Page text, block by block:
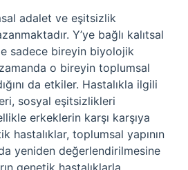
adalet ve eşitsizlik
Y’ye bağlı kalıtsal
sadece bireyin biyolojik
zamanda o bireyin toplumsal
da etkiler. Hastalıkla ilgili
sosyal eşitsizlikleri
erkeklerin karşı karşıya
hastalıklar, toplumsal yapının
yeniden değerlendirilmesine
genetik hastalıklarla